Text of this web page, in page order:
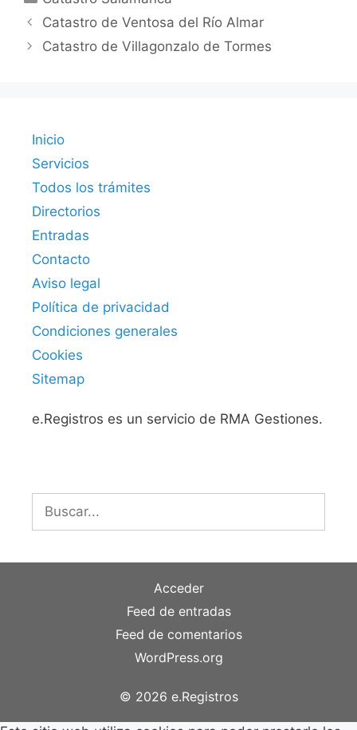
Catastro de Ventosa del Río Almar
Catastro de Villagonzalo de Tormes
Inicio
Servicios
Todos los trámites
Directorios
Entradas
Contacto
Aviso legal
Política de privacidad
Condiciones generales
Cookies
Sitemap
e.Registros es un servicio de RMA Gestiones.
Acceder
Feed de entradas
Feed de comentarios
WordPress.org
© 2026 e.Registros